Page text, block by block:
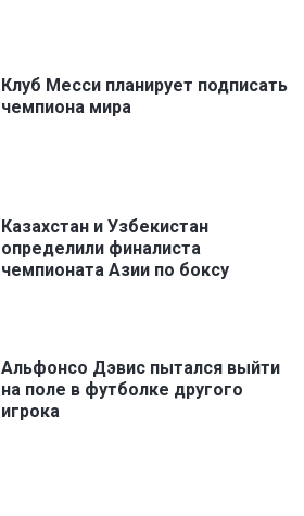
Клуб Месси планирует подписать
чемпиона мира
Казахстан и Узбекистан
определили финалиста
чемпионата Азии по боксу
Альфонсо Дэвис пытался выйти
на поле в футболке другого
игрока